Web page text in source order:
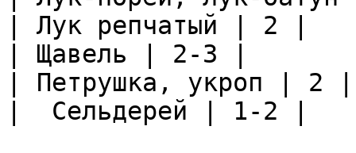
| Лук репчатый | 2 |
| Щавель | 2-3 |
| Петрушка, укроп | 2 |
|  Сельдерей | 1-2 |